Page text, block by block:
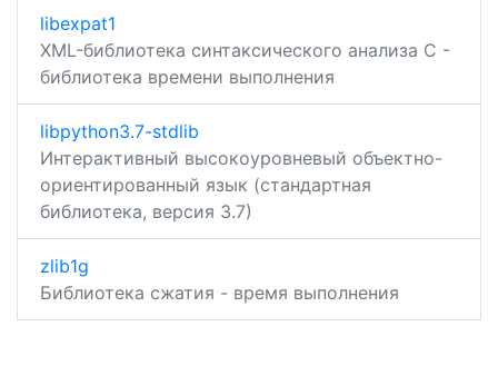
libexpat1
XML-библиотека синтаксического анализа C -
библиотека времени выполнения
libpython3.7-stdlib
Интерактивный высокоуровневый объектно-
ориентированный язык (стандартная
библиотека, версия 3.7)
zlib1g
Библиотека сжатия - время выполнения